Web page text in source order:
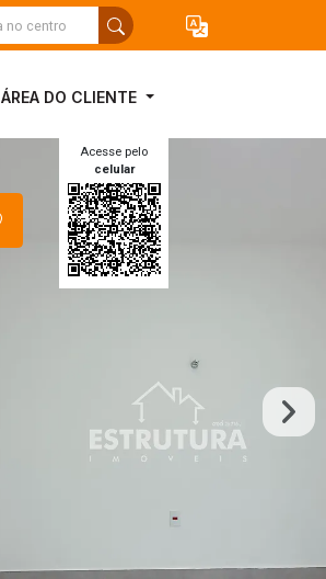
ÁREA DO CLIENTE
Acesse pelo
celular